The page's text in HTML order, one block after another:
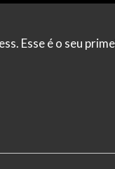
Esse é o seu